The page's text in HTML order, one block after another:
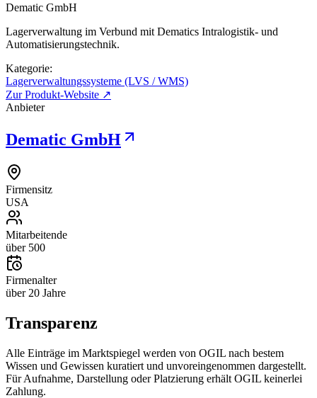
Dematic GmbH
Lagerverwaltung im Verbund mit Dematics Intralogistik- und
Automatisierungstechnik.
Kategorie:
Lagerverwaltungssysteme (LVS / WMS)
Zur Produkt-Website ↗
Anbieter
Dematic GmbH
Firmensitz
USA
Mitarbeitende
über 500
Firmenalter
über 20 Jahre
Transparenz
Alle Einträge im Marktspiegel werden von OGIL nach bestem
Wissen und Gewissen kuratiert und unvoreingenommen dargestellt.
Für Aufnahme, Darstellung oder Platzierung erhält OGIL keinerlei
Zahlung.